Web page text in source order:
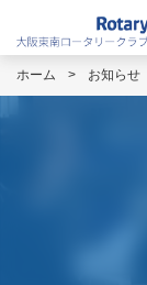
ホーム > お知らせ